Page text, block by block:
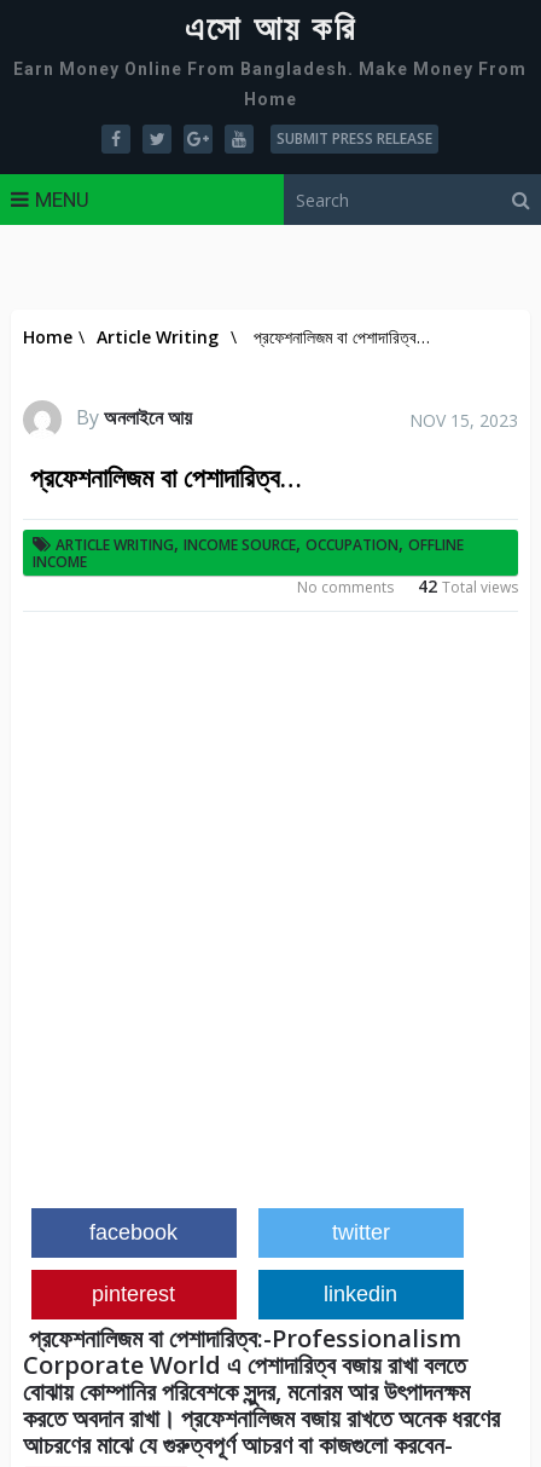
এসো আয় করি
Earn Money Online From Bangladesh. Make Money From
Home
SUBMIT PRESS RELEASE
MENU
Home \ Article Writing \ প্রফেশনালিজম বা পেশাদারিত্ব…
Byঅনলাইনে আয় NOV 15, 2023
প্রফেশনালিজম বা পেশাদারিত্ব…
ARTICLE WRITING, INCOME SOURCE, OCCUPATION, OFFLINE
INCOME
42Total views
No comments
facebook twitter
pinterest linkedin
প্রফেশনালিজম বা পেশাদারিত্ব:-Professionalism
Corporate World এ পেশাদারিত্ব বজায় রাখা বলতে
বোঝায় কোম্পানির পরিবেশকে সুন্দর, মনোরম আর উৎপাদনক্ষম
করতে অবদান রাখা। প্রফেশনালিজম বজায় রাখতে অনেক ধরণের
আচরণের মাঝে যে গুরুত্বপূর্ণ আচরণ বা কাজগুলো করবেন-